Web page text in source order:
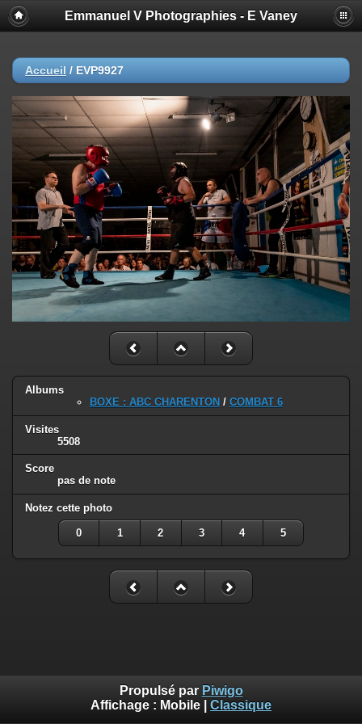
Emmanuel V Photographies - E Vaney
Accueil / EVP9927
Albums
BOXE : ABC CHARENTON / COMBAT 6
Visites
5508
Score
pas de note
Notez cette photo
0 1 2 3 4 5
Propulsé par Piwigo
Affichage : Mobile Classique